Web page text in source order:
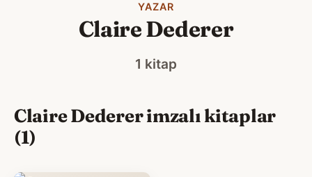
YAZAR
Claire Dederer
1 kitap
Claire Dederer imzalı kitaplar
(1)